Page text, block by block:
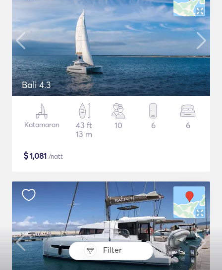
Filter
Bali 4.3
Katamaran
43 ft
13 m
10 6 6
$1,081 /natt